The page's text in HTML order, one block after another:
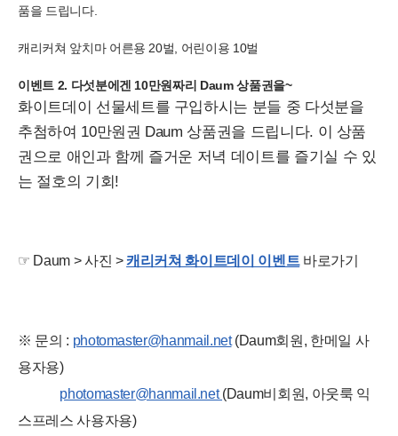
품을 드립니다.
캐리커쳐 앞치마 어른용 20벌, 어린이용 10벌
이벤트 2. 다섯분에겐 10만원짜리 Daum 상품권을~
화이트데이 선물세트를 구입하시는 분들 중 다섯분을
추첨하여 10만원권 Daum 상품권을 드립니다. 이 상품
권으로 애인과 함께 즐거운 저녁 데이트를 즐기실 수 있
는 절호의 기회!
☞ Daum > 사진 >캐리커쳐 화이트데이 이벤트바로가기
※ 문의 : photomaster@hanmail.net(Daum회원, 한메일 사
용자용)
photomaster@hanmail.net(Daum비회원, 아웃룩 익
스프레스 사용자용)